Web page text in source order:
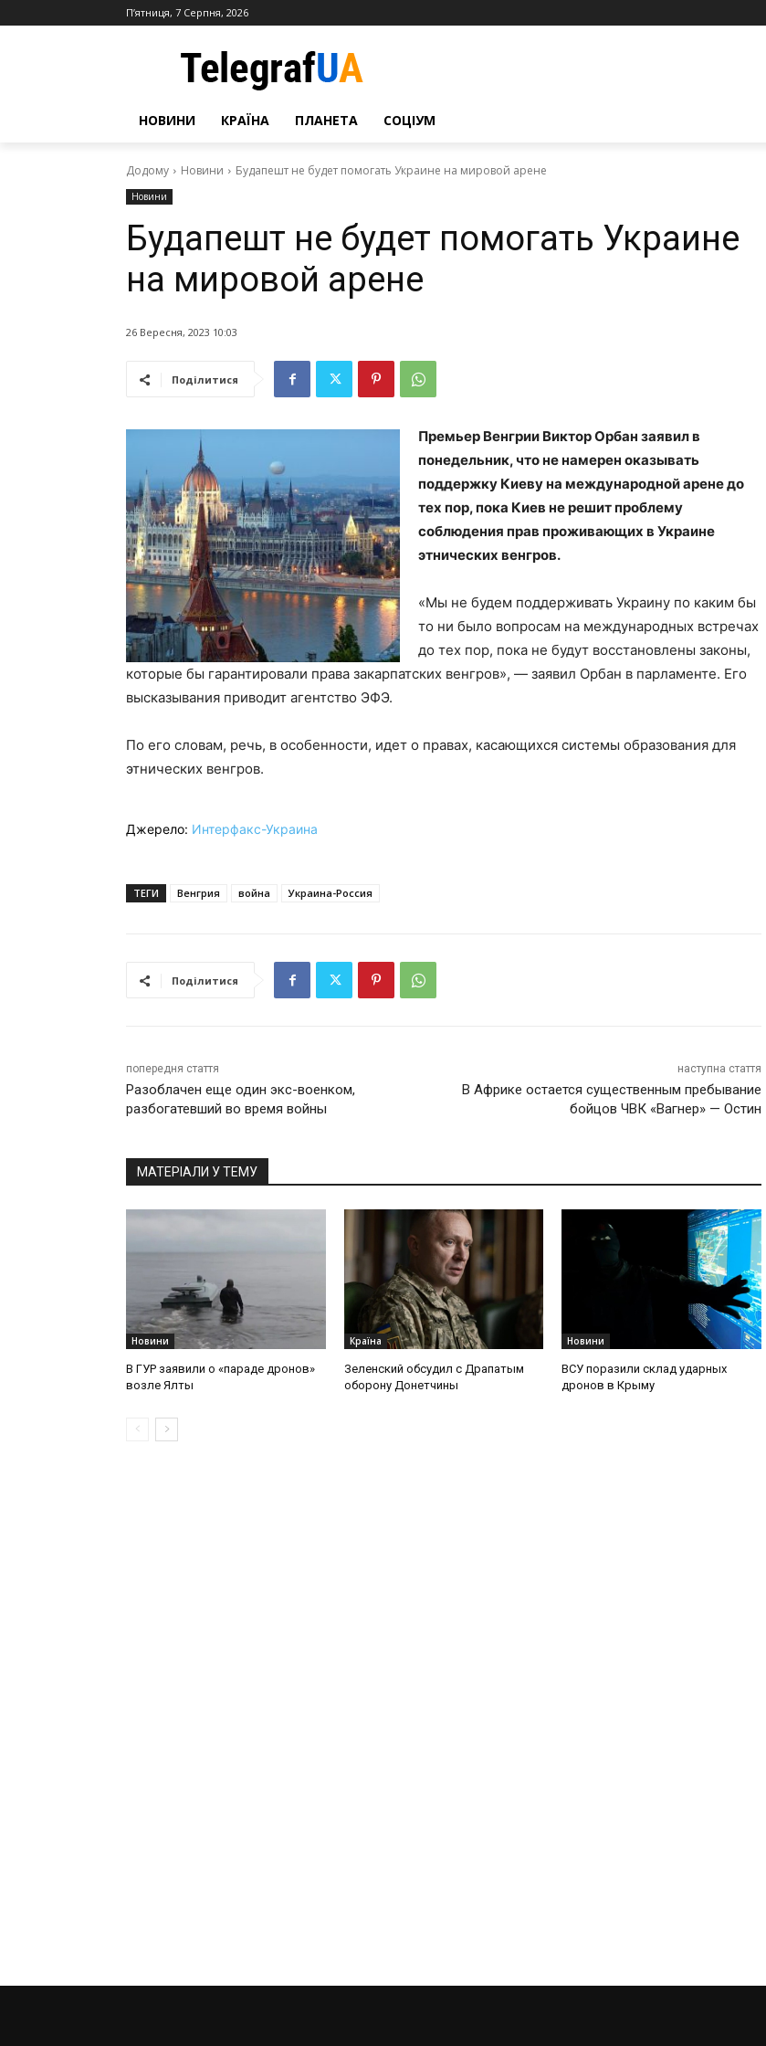
П’ятниця, 7 Серпня, 2026
НОВИНИ КРАЇНА ПЛАНЕТА СОЦІУМ
Додому Новини Будапешт не будет помогать Украине на мировой арене
Новини
Будапешт не будет помогать Украине
на мировой арене
26 Вересня, 2023 10:03
Поділитися
Премьер Венгрии Виктор Орбан заявил в
понедельник, что не намерен оказывать
поддержку Киеву на международной арене до
тех пор, пока Киев не решит проблему
соблюдения прав проживающих в Украине
этнических венгров.
«Мы не будем поддерживать Украину по каким бы
то ни было вопросам на международных встречах
до тех пор, пока не будут восстановлены законы,
которые бы гарантировали права закарпатских венгров», — заявил Орбан в парламенте. Его
высказывания приводит агентство ЭФЭ.
По его словам, речь, в особенности, идет о правах, касающихся системы образования для
этнических венгров.
Джерело: Интерфакс-Украина
ТЕГИ Венгрия война Украина-Россия
Поділитися
попередня стаття
Разоблачен еще один экс-военком,
разбогатевший во время войны
наступна стаття
В Африке остается существенным пребывание
бойцов ЧВК «Вагнер» — Остин
МАТЕРІАЛИ У ТЕМУ
Новини
В ГУР заявили о «параде дронов»
возле Ялты
Країна
Зеленский обсудил с Драпатым
оборону Донетчины
Новини
ВСУ поразили склад ударных
дронов в Крыму